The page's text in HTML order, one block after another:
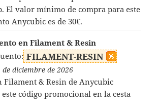
El valor mínimo de compra para este
Anycubic es de 30€.
en Filament & Resin
FILAMENT-RESIN
de diciembre de 2026
Filament & Resin de Anycubic
código promocional en la cesta